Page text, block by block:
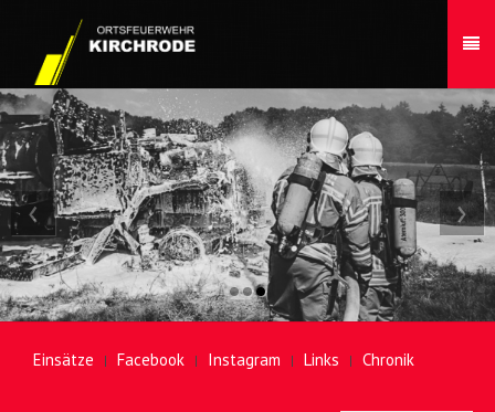
›
‹
Einsätze Facebook Instagram Links Chronik